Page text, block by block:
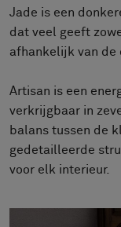
Over ons
Jade is een
dat veel geeft
afhankelijk van de
Artisan is een
verkrijgbaar in
balans tussen de
gedetailleerde
voor elk interieur.